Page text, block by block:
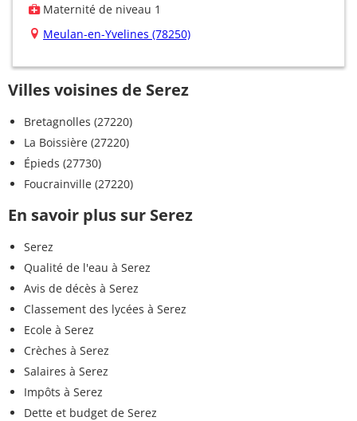
Maternité de niveau 1
Meulan-en-Yvelines (78250)
Villes voisines de Serez
Bretagnolles (27220)
La Boissière (27220)
Épieds (27730)
Foucrainville (27220)
En savoir plus sur Serez
Serez
Qualité de l'eau à Serez
Avis de décès à Serez
Classement des lycées à Serez
Ecole à Serez
Crèches à Serez
Salaires à Serez
Impôts à Serez
Dette et budget de Serez